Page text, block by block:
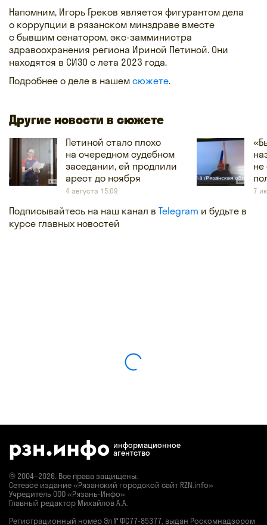
Напомним, Игорь Греков является фигурантом дела
о коррупции в рязанском минздраве вместе
с бывшим сенатором, экс-замминистра
здравоохранения региона Ириной Петиной. Они
находятся в СИЗО с лета 2023 года.
Подробнее о деле в нашем сюжете.
Другие новости в сюжете
Петиной стало плохо
на очередном судебном
заседании, ей продлили
арест до ноября
4 августа 15:09
не
7
Подписывайтесь на наш канал в Telegram и будьте в
курсе главных новостей
информационное
агентство
© 2004–2026. Все права защищены.
Сетевое издание «Рязанский городской сайт RZN.info»
Учредитель ООО «Рязань-Инфо»
Главный редактор Михайлов А.А.
Регистрационный номер Эл № ФС77-85377, выдан Роскомнадзором